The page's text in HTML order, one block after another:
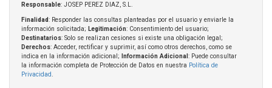
Responsable: JOSEP PEREZ DIAZ, S.L.
Finalidad: Responder las consultas planteadas por el usuario y enviarle la
información solicitada; Legitimación: Consentimiento del usuario;
Destinatarios: Solo se realizan cesiones si existe una obligación legal;
Derechos: Acceder, rectificar y suprimir, así como otros derechos, como se
indica en la información adicional;
Información Adicional : Puede consultar
la información completa de Protección de Datos en nuestra Política de
Privacidad